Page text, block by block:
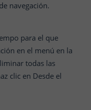
navegación.
para el que
en el menú en la
todas las
clic en Desde el